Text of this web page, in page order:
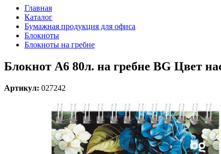
Главная
Каталог
Бумажная продукция для офиса
Блокноты
Блокноты на гребне
Блокнот А6 80л. на гребне BG Цвет
Артикул: 027242